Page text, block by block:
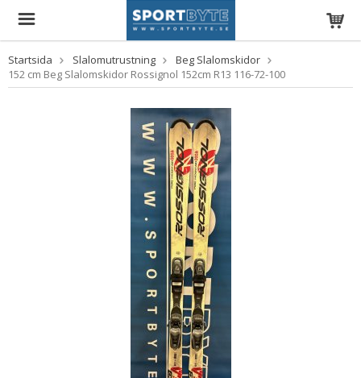
Startsida Slalomutrustning
Beg Slalomskidor
152 cm Beg Slalomskidor Rossignol 152cm R13 116-72-100